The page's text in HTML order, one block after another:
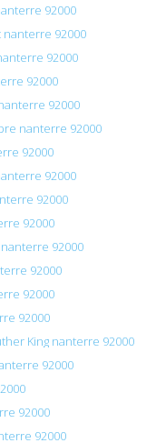
92000
92000
92000
92000
92000
nanterre 92000
92000
92000
92000
92000
92000
92000
92000
92000
King nanterre 92000
92000
92000
92000